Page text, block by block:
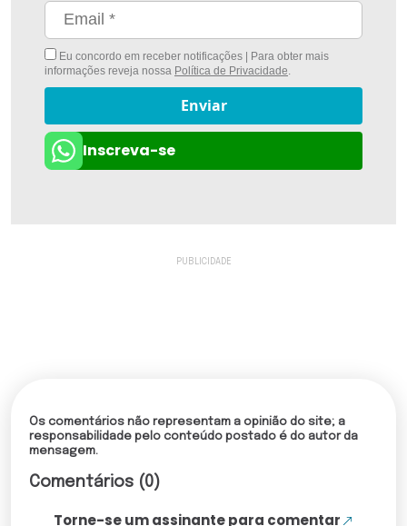
Eu concordo em receber notificações | Para obter mais
informações reveja nossa Política de Privacidade
Enviar
Inscreva-se
Os comentários não representam a opinião do site; a
responsabilidade pelo conteúdo postado é do autor da
mensagem.
Comentários (0)
Torne-se um assinante para comentar